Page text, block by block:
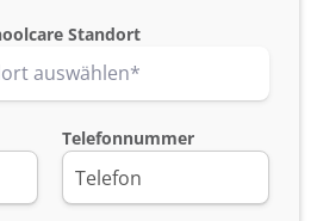
Standort
Telefonnummer